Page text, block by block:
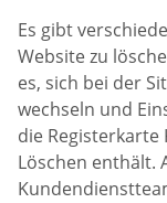
Es gibt
Website zu
es, sich bei der
wechseln und
die Registerkarte
Löschen enthält.